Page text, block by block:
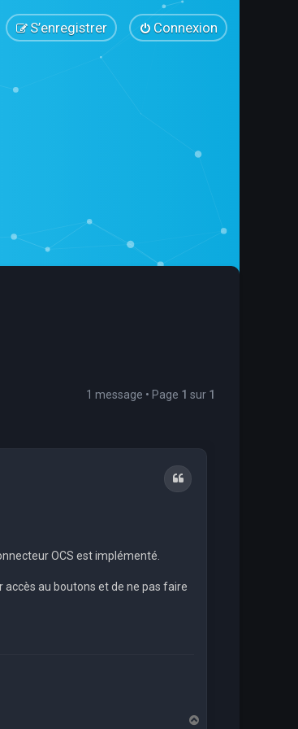
Connexion
S’enregistrer
1 message • Page 1 sur 1
Citation
OCS est implémenté.
au boutons et de ne pas faire